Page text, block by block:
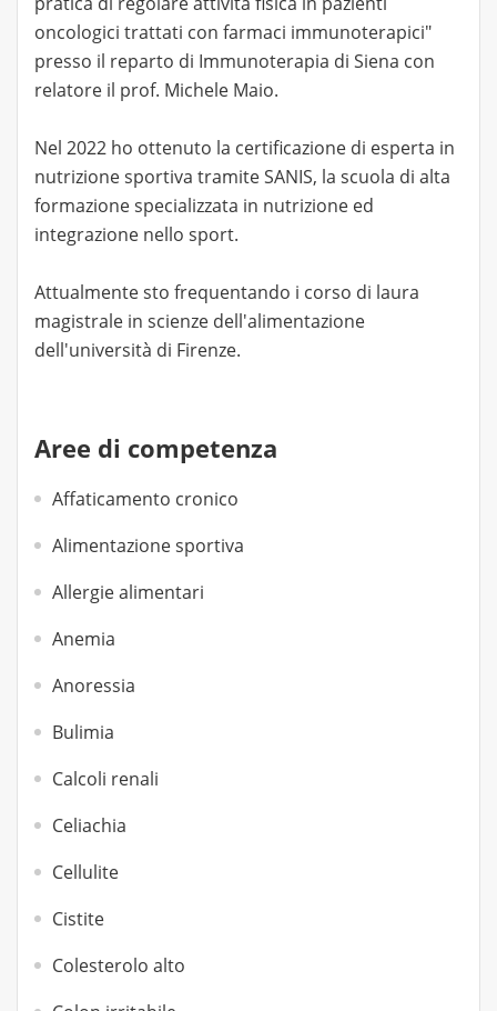
oncologici trattati con farmaci immunoterapici"
presso il reparto di Immunoterapia di Siena con
relatore il prof. Michele Maio.
Nel 2022 ho ottenuto la certificazione di esperta in
nutrizione sportiva tramite SANIS, la scuola di alta
formazione specializzata in nutrizione ed
integrazione nello sport.
Attualmente sto frequentando i corso di laura
magistrale in scienze dell'alimentazione
dell'università di Firenze.
Aree di competenza
Affaticamento cronico
Alimentazione sportiva
Allergie alimentari
Anemia
Anoressia
Bulimia
Calcoli renali
Celiachia
Cellulite
Cistite
Colesterolo alto